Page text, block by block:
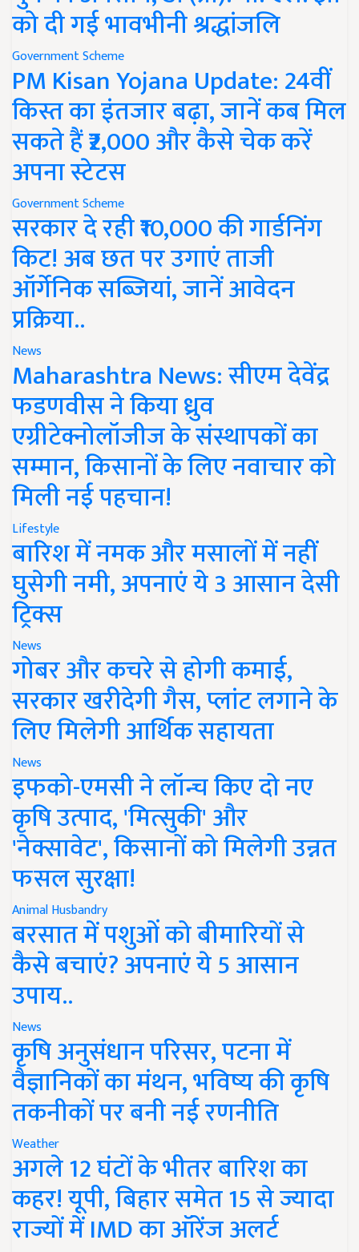
को दी गई भावभीनी श्रद्धांजलि
Government Scheme
PM Kisan Yojana Update: 24वीं
किस्त का इंतजार बढ़ा, जानें कब मिल
सकते हैं ₹2,000 और कैसे चेक करें
अपना स्टेटस
Government Scheme
सरकार दे रही ₹10,000 की गार्डनिंग
किट! अब छत पर उगाएं ताजी
ऑर्गेनिक सब्जियां, जानें आवेदन
प्रक्रिया..
News
Maharashtra News: सीएम देवेंद्र
फडणवीस ने किया ध्रुव
एग्रीटेक्नोलॉजीज के संस्थापकों का
सम्मान, किसानों के लिए नवाचार को
मिली नई पहचान!
Lifestyle
बारिश में नमक और मसालों में नहीं
घुसेगी नमी, अपनाएं ये 3 आसान देसी
ट्रिक्स
News
गोबर और कचरे से होगी कमाई,
सरकार खरीदेगी गैस, प्लांट लगाने के
लिए मिलेगी आर्थिक सहायता
News
इफको-एमसी ने लॉन्च किए दो नए
कृषि उत्पाद, 'मित्सुकी' और
'नेक्सावेट', किसानों को मिलेगी उन्नत
फसल सुरक्षा!
Animal Husbandry
बरसात में पशुओं को बीमारियों से
कैसे बचाएं? अपनाएं ये 5 आसान
उपाय..
News
कृषि अनुसंधान परिसर, पटना में
वैज्ञानिकों का मंथन, भविष्य की कृषि
तकनीकों पर बनी नई रणनीति
Weather
अगले 12 घंटों के भीतर बारिश का
कहर! यूपी, बिहार समेत 15 से ज्यादा
राज्यों में IMD का ऑरेंज अलर्ट